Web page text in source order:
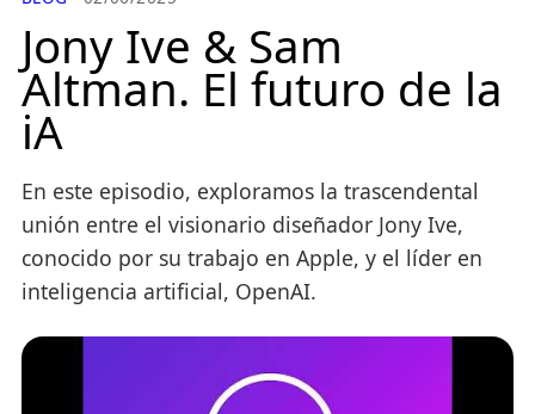
Jony Ive & Sam
Altman. El futuro de la
iA
En este episodio, exploramos la trascendental
unión entre el visionario diseñador Jony Ive,
conocido por su trabajo en Apple, y el líder en
inteligencia artificial, OpenAI.